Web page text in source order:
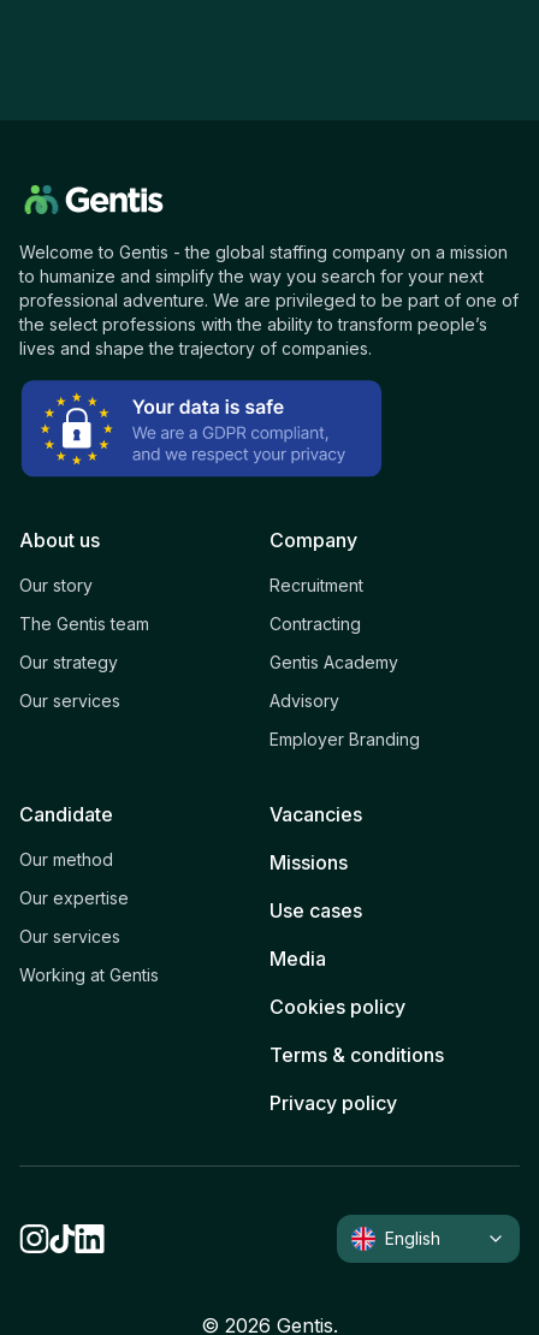
Welcome to Gentis - the global staffing company on a mission
to humanize and simplify the way you search for your next
professional adventure. We are privileged to be part of one of
the select professions with the ability to transform people’s
lives and shape the trajectory of companies.
About us
Our story
The Gentis team
Our strategy
Our services
Company
Recruitment
Contracting
Gentis Academy
Advisory
Employer Branding
Candidate
Our method
Our expertise
Our services
Working at Gentis
Vacancies
Missions
Use cases
Media
Cookies policy
Terms & conditions
Privacy policy
© 2026 Gentis.
English